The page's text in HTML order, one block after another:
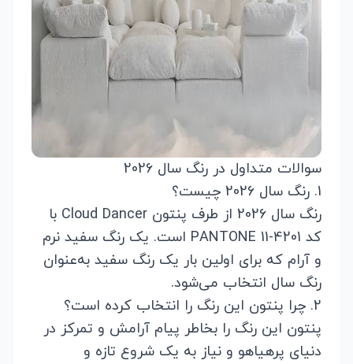
سوالات متداول در رنگ سال 2026
1. رنگ سال 2026 چیست؟
رنگ سال 2026 از طرف پنتون Cloud Dancer با
کد PANTONE 11-4201 است. یک رنگ سفید نرم
و آرام که برای اولین بار یک رنگ سفید به‌عنوان
رنگ سال انتخاب می‌شود.
2. چرا پنتون این رنگ را انتخاب کرده است؟
پنتون این رنگ را بخاطر پیام آرامش و تمرکز در
دنیای پرهیاهو و نیاز به یک شروع تازه و